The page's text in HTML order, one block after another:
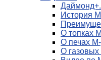
История
О топках
О печах
О газовых